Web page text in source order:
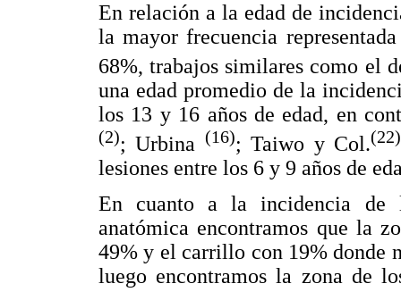
En relación a la edad de
la mayor frecuencia
68%, trabajos similares como el
una edad promedio de la
los 13 y 16 años de edad, en
(2); Urbina (16); Taiwo y Col.(22)
lesiones entre los 6 y 9 años de
En cuanto a la incidencia de
anatómica encontramos que la
49% y el carrillo con 19% donde
luego encontramos la zona de